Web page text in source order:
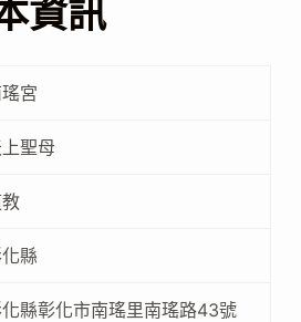
資訊
宮
聖母
縣
縣彰化市南瑤里南瑤路43號